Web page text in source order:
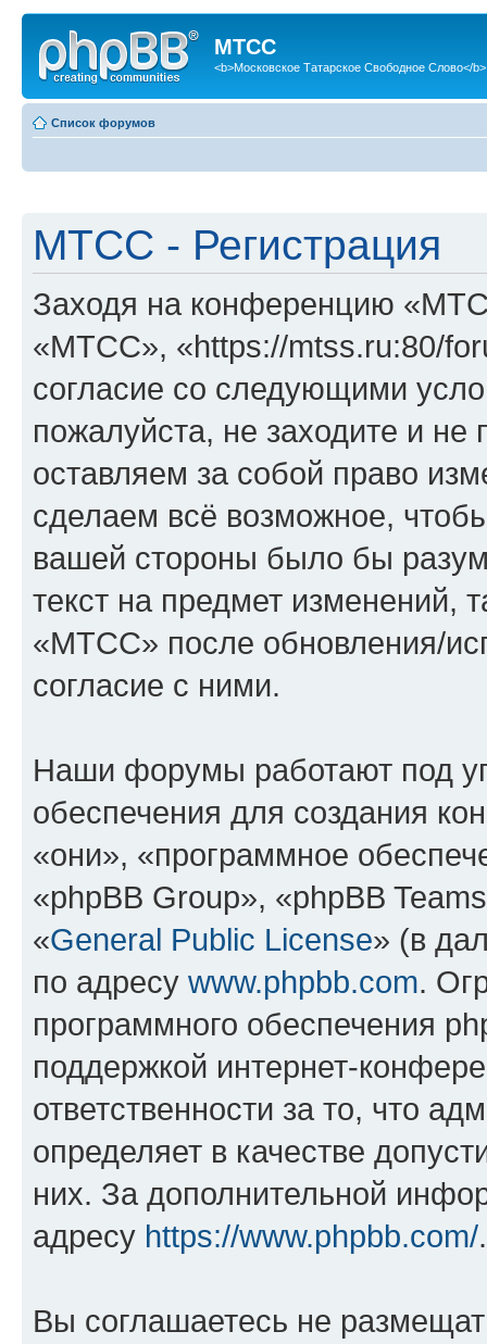
МТСС
<b>Московское Татарское Свободное Слово</b>
Список форумов
МТСС - Регистрация
Заходя на конференцию
«МТСС», «https://mtss.ru:80/
согласие со следующими
пожалуйста, не заходите и
оставляем за собой право
сделаем всё возможное,
вашей стороны было бы
текст на предмет изменений,
«МТСС» после обновления/
согласие с ними.
Наши форумы работают под
обеспечения для создания
«они», «программное
«phpBB Group», «phpBB
«General Public License» (в
по адресу www.phpbb.com.
программного обеспечения
поддержкой интернет-
ответственности за то, что
определяет в качестве
них. За дополнительной
адресу https://www.phpbb.com/.
Вы соглашаетесь не